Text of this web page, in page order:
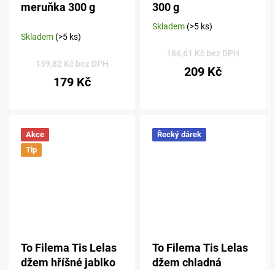
meruňka 300 g
Skladem (>5 ks)
159,82 Kč bez DPH
179 Kč
300 g
Průměrné
produktu
Skladem (>5 ks)
186,61 Kč bez DPH
209 Kč
Akce
Tip
To Filema Tis Lelas
džem hříšné jablko
Řecký dárek
To Filema Tis Lelas
džem chladná